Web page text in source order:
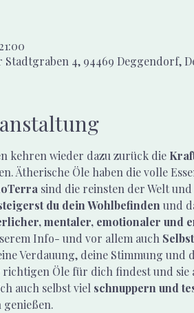
4, 94469 Deggendorf,
kehren wieder dazu zurück die
Ätherische Öle haben die volle
sind die reinsten der Welt
du dein Wohlbefinden und
mentaler, emotionaler und
Info- und vor allem auch
Verdauung, deine Stimmung und
Öle für dich findest und sie
auch selbst viel schnuppern und